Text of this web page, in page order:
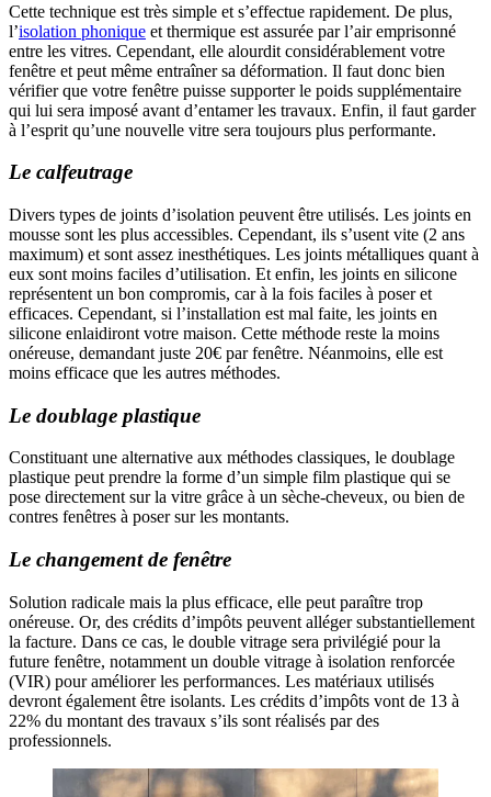
Cette technique est très simple et s’effectue rapidement. De plus,
l’isolation phonique et thermique est assurée par l’air emprisonné
entre les vitres. Cependant, elle alourdit considérablement votre
fenêtre et peut même entraîner sa déformation. Il faut donc bien
vérifier que votre fenêtre puisse supporter le poids supplémentaire
qui lui sera imposé avant d’entamer les travaux. Enfin, il faut garder
à l’esprit qu’une nouvelle vitre sera toujours plus performante.
Le calfeutrage
Divers types de joints d’isolation peuvent être utilisés. Les joints en
mousse sont les plus accessibles. Cependant, ils s’usent vite (2 ans
maximum) et sont assez inesthétiques. Les joints métalliques quant à
eux sont moins faciles d’utilisation. Et enfin, les joints en silicone
représentent un bon compromis, car à la fois faciles à poser et
efficaces. Cependant, si l’installation est mal faite, les joints en
silicone enlaidiront votre maison. Cette méthode reste la moins
onéreuse, demandant juste 20€ par fenêtre. Néanmoins, elle est
moins efficace que les autres méthodes.
Le doublage plastique
Constituant une alternative aux méthodes classiques, le doublage
plastique peut prendre la forme d’un simple film plastique qui se
pose directement sur la vitre grâce à un sèche-cheveux, ou bien de
contres fenêtres à poser sur les montants.
Le changement de fenêtre
Solution radicale mais la plus efficace, elle peut paraître trop
onéreuse. Or, des crédits d’impôts peuvent alléger substantiellement
la facture. Dans ce cas, le double vitrage sera privilégié pour la
future fenêtre, notamment un double vitrage à isolation renforcée
(VIR) pour améliorer les performances. Les matériaux utilisés
devront également être isolants. Les crédits d’impôts vont de 13 à
22% du montant des travaux s’ils sont réalisés par des
professionnels.